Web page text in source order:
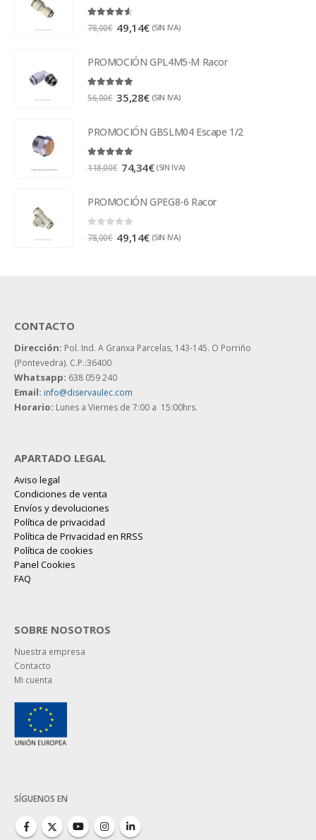
4.50out of 5
78,00€ 49,14€ (SIN IVA)
PROMOCIÓN GPL4M5-M Racor
5.00out of 5
56,00€ 35,28€ (SIN IVA)
PROMOCIÓN GBSLM04 Escape 1/2
118,00€ 74,34€ (SIN IVA)
PROMOCIÓN GPEG8-6 Racor
78,00€ 49,14€ (SIN IVA)
CONTACTO
Dirección: Pol. Ind. A Granxa Parcelas, 143-145. O Porriño
(Pontevedra). C.P.:36400
Whatsapp: 638 059 240
Email: info@diservaulec.com
Horario: Lunes a Viernes de 7:00 a 15:00hrs.
APARTADO LEGAL
Aviso legal
Condiciones de venta
Envíos y devoluciones
Política de privacidad
Política de Privacidad en RRSS
Política de cookies
Panel Cookies
FAQ
SOBRE NOSOTROS
Nuestra empresa
Contacto
Mi cuenta
SÍGUENOS EN